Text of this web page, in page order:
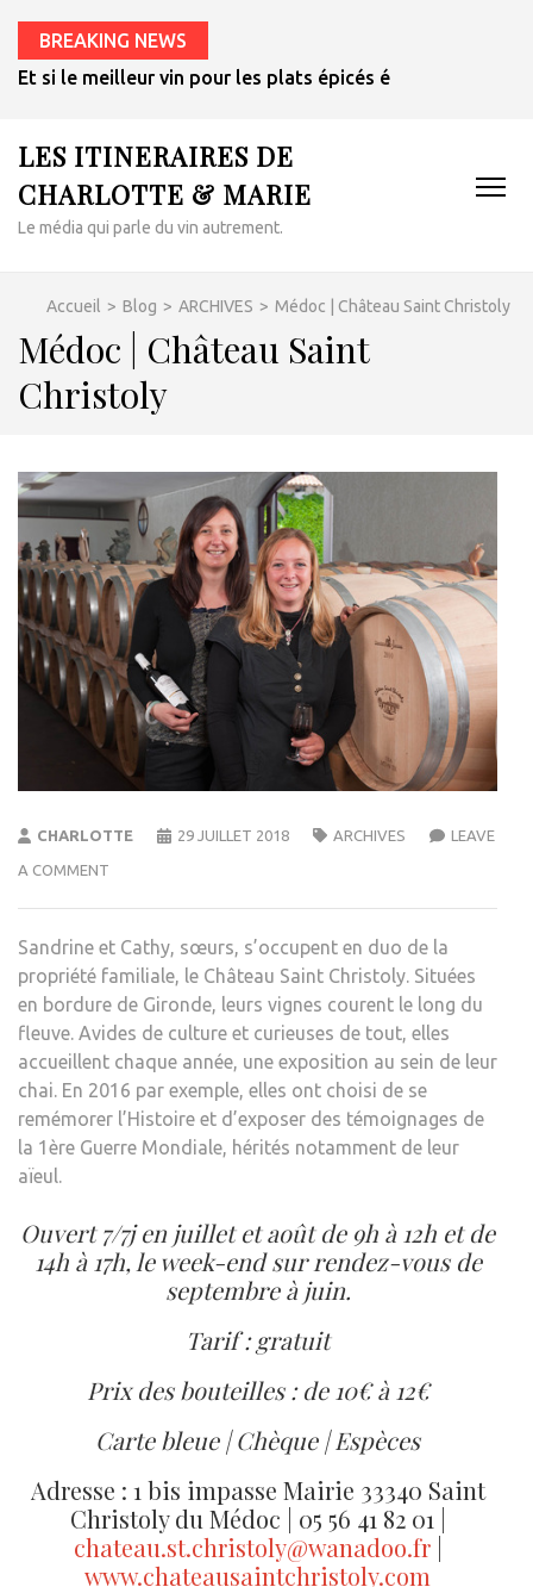
BREAKING NEWS
Et si le meilleur vin pour les plats épicés était un rosé de
LES ITINERAIRES DE
CHARLOTTE & MARIE
Le média qui parle du vin autrement.
Accueil > Blog > ARCHIVES > Médoc | Château Saint Christoly
Médoc | Château Saint
Christoly
CHARLOTTE 29 JUILLET 2018 ARCHIVES LEAVE
A COMMENT
Sandrine et Cathy, sœurs, s’occupent en duo de la
propriété familiale, le Château Saint Christoly. Situées
en bordure de Gironde, leurs vignes courent le long du
fleuve. Avides de culture et curieuses de tout, elles
accueillent chaque année, une exposition au sein de leur
chai. En 2016 par exemple, elles ont choisi de se
remémorer l’Histoire et d’exposer des témoignages de
la 1ère Guerre Mondiale, hérités notamment de leur
aïeul.
Ouvert 7/7j en juillet et août de 9h à 12h et de
14h à 17h, le week-end sur rendez-vous de
septembre à juin.
Tarif : gratuit
Prix des bouteilles : de 10€ à 12€
Carte bleue | Chèque | Espèces
Adresse : 1 bis impasse Mairie 33340 Saint
Christoly du Médoc | 05 56 41 82 01 |
chateau.st.christoly@wanadoo.fr|
www.chateausaintchristoly.com